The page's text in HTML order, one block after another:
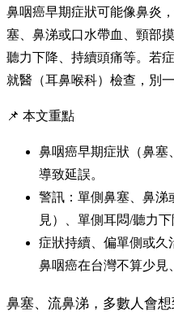
鼻咽癌早期症狀可能像鼻炎
塞、鼻涕或口水帶血、頸部
聽力下降、持續頭痛等。若
就醫（耳鼻喉科）檢查，別
📌 本文重點
鼻咽癌早期症狀（鼻塞
導致延誤。
警訊：單側鼻塞、鼻涕
見）、單側耳悶/聽力下
症狀持續、偏單側或久
鼻咽癌在台灣不算少見
鼻塞、流鼻涕，多數人會